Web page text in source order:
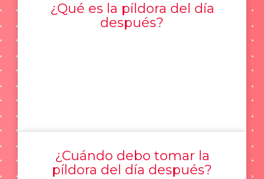
¿Qué es la píldora del día
después?
¿Cuándo debo tomar la
píldora del día después?